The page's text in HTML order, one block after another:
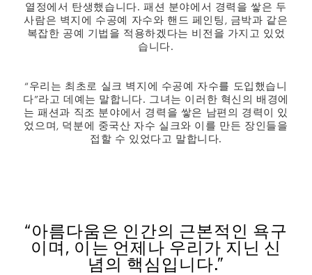
열정에서 탄생했습니다. 패션 분야에서 경력을 쌓은 두
사람은 벽지에 수공예 자수와 핸드 페인팅, 금박과 같은
복잡한 공예 기법을 적용하겠다는 비전을 가지고 있었
습니다.
“우리는 최초로 실크 벽지에 수공예 자수를 도입했습니
다”라고 데예는 말합니다. 그녀는 이러한 혁신의 배경에
는 패션과 직조 분야에서 경력을 쌓은 남편의 경력이 있
었으며, 덕분에 중국산 자수 실크와 이를 만든 장인들을
접할 수 있었다고 말합니다.
“아름다움은 인간의 근본적인 욕구
이며, 이는 언제나 우리가 지닌 신
념의 핵심입니다.”